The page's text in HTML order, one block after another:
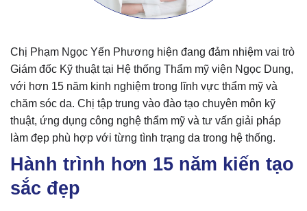
Chị Phạm Ngọc Yến Phương hiện đang đảm nhiệm vai trò
Giám đốc Kỹ thuật tại Hệ thống Thẩm mỹ viện Ngọc Dung,
với hơn 15 năm kinh nghiệm trong lĩnh vực thẩm mỹ và
chăm sóc da. Chị tập trung vào đào tạo chuyên môn kỹ
thuật, ứng dụng công nghệ thẩm mỹ và tư vấn giải pháp
làm đẹp phù hợp với từng tình trạng da trong hệ thống.
Hành trình hơn 15 năm kiến tạo
sắc đẹp